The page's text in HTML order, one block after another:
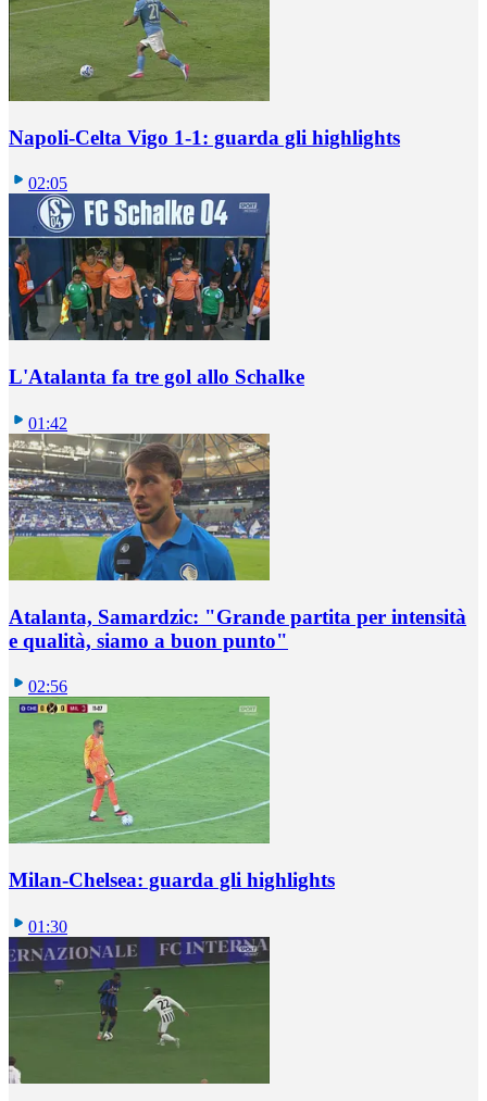
Napoli-Celta Vigo 1-1: guarda gli highlights
02:05
L'Atalanta fa tre gol allo Schalke
01:42
Atalanta, Samardzic: "Grande partita per intensità
e qualità, siamo a buon punto"
02:56
Milan-Chelsea: guarda gli highlights
01:30